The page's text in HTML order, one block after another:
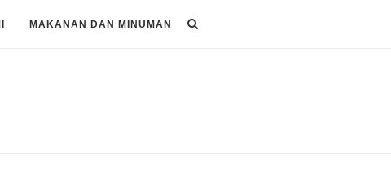
MAKANAN DAN MINUMAN